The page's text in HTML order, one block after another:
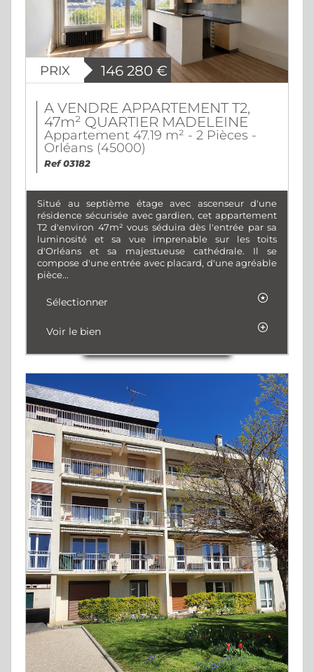
PRIX 146 280 €
A VENDRE APPARTEMENT T2,
47m² QUARTIER MADELEINE
Appartement 47.19 m² - 2 Pièces -
Orléans (45000)
Ref 03182
Situé au septième étage avec ascenseur d'une
résidence sécurisée avec gardien, cet appartement
T2 d'environ 47m² vous séduira dès l'entrée par sa
luminosité et sa vue imprenable sur les toits
d'Orléans et sa majestueuse cathédrale. Il se
compose d'une entrée avec placard, d'une agréable
pièce...
Sélectionner
Voir le bien